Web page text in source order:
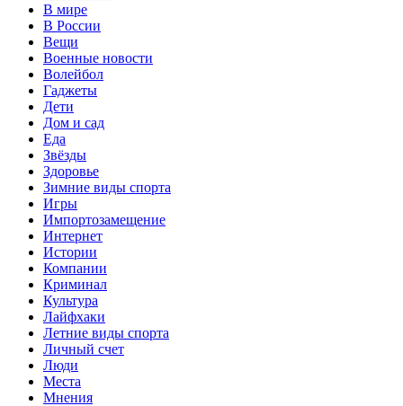
В мире
В России
Вещи
Военные новости
Волейбол
Гаджеты
Дети
Дом и сад
Еда
Звёзды
Здоровье
Зимние виды спорта
Игры
Импортозамещение
Интернет
Истории
Компании
Криминал
Культура
Лайфхаки
Летние виды спорта
Личный счет
Люди
Места
Мнения